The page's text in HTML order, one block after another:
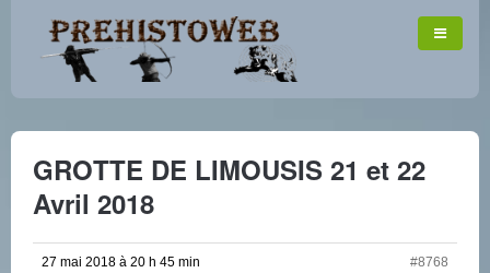
GROTTE DE LIMOUSIS 21 et 22
Avril 2018
27 mai 2018 à 20 h 45 min #8768